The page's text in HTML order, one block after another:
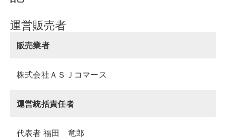
運営販売者
販売業者
株式会社ＡＳＪコマース
運営統括責任者
代表者 福田 竜郎